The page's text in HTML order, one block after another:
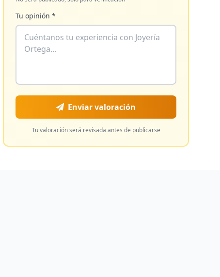
Tu opinión *
Enviar valoración
Tu valoración será revisada antes de publicarse